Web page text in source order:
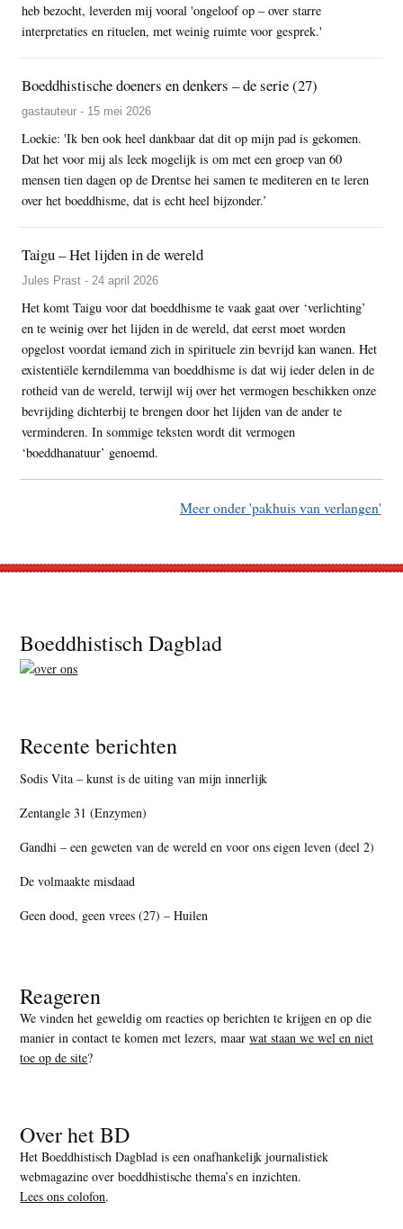
heb bezocht, leverden mij vooral 'ongeloof op – over starre
interpretaties en rituelen, met weinig ruimte voor gesprek.'
Boeddhistische doeners en denkers – de serie (27)
gastauteur - 15 mei 2026
Loekie: 'Ik ben ook heel dankbaar dat dit op mijn pad is gekomen.
Dat het voor mij als leek mogelijk is om met een groep van 60
mensen tien dagen op de Drentse hei samen te mediteren en te leren
over het boeddhisme, dat is echt heel bijzonder.’
Taigu – Het lijden in de wereld
Jules Prast - 24 april 2026
Het komt Taigu voor dat boeddhisme te vaak gaat over ‘verlichting’
en te weinig over het lijden in de wereld, dat eerst moet worden
opgelost voordat iemand zich in spirituele zin bevrijd kan wanen. Het
existentiële kerndilemma van boeddhisme is dat wij ieder delen in de
rotheid van de wereld, terwijl wij over het vermogen beschikken onze
bevrijding dichterbij te brengen door het lijden van de ander te
verminderen. In sommige teksten wordt dit vermogen
‘boeddhanatuur’ genoemd.
Meer onder 'pakhuis van verlangen'
Footer
Boeddhistisch Dagblad
Recente berichten
Sodis Vita – kunst is de uiting van mijn innerlijk
Zentangle 31 (Enzymen)
Gandhi – een geweten van de wereld en voor ons eigen leven (deel 2)
De volmaakte misdaad
Geen dood, geen vrees (27) – Huilen
Reageren
We vinden het geweldig om reacties op berichten te krijgen en op die
manier in contact te komen met lezers, maarwat staan we wel en niet
toe op de site?
Over het BD
Het Boeddhistisch Dagblad is een onafhankelijk journalistiek
webmagazine over boeddhistische thema’s en inzichten.
Lees ons colofon.